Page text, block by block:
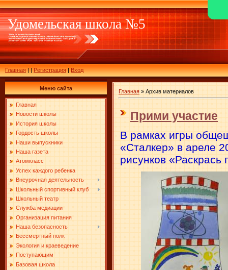
Удомельская школа №5
Главная||Регистрация|Вход
Меню сайта
Главная
Новости школы
История школы
Гордость школы
Наши выпускники
Наша газета
Атомкласс
Успех каждого ребенка
Внеурочная деятельность
Школьный спортивный клуб
Школьный театр
Служба медиации
Организация питания
Наша безопасность
Бессмертный полк
Экология и краеведение
Поступающим
Базовая школа
Главная » Архив материалов
Прими участие
В рамках игры
«Сталкер» в ареле
рисунков «Раскрась